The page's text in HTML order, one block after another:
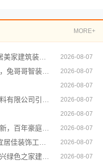
MORE+
2026-08-07
2026-08-07
2026-08-07
2026-08-07
2026-08-07
2026-08-07
2026-08-07
2026-08-07